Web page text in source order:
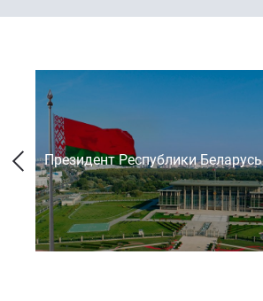
Президент Республики Беларусь